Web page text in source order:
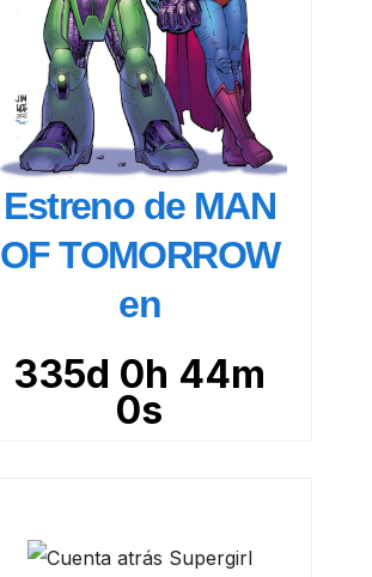
Estreno de MAN
OF TOMORROW
en
335d 0h 43m
58s